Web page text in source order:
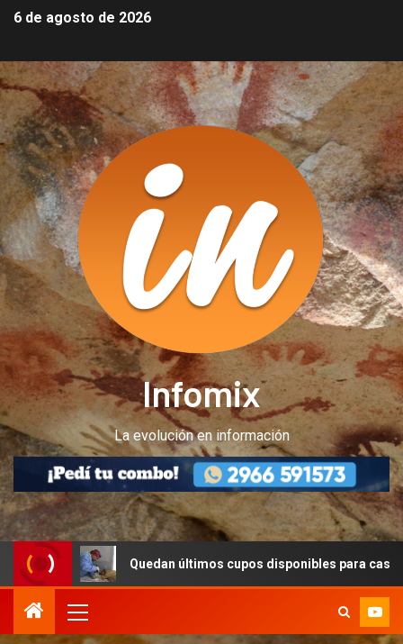
6 de agosto de 2026
Infomix
La evolución en información
Quedan últimos cupos disponibles para castraciones